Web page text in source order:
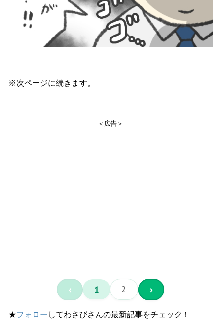
※次ページに続きます。
＜広告＞
‹ 1 2 ›
★フォロー してわさびさんの最新記事をチェック！